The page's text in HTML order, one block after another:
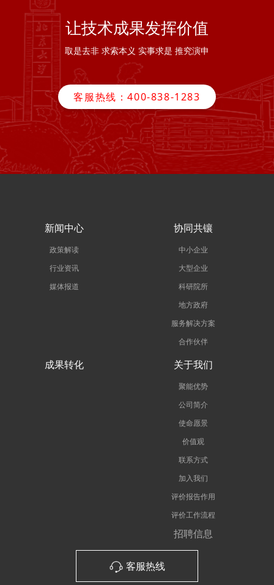
让技术成果发挥价值
取是去非 求索本义 实事求是 推究演申
客服热线：400-838-1283
新闻中心
政策解读
行业资讯
媒体报道
协同共镶
中小企业
大型企业
科研院所
地方政府
服务解决方案
合作伙伴
成果转化 关于我们
聚能优势
公司简介
使命愿景
价值观
联系方式
加入我们
评价报告作用
评价工作流程
招聘信息
客服热线